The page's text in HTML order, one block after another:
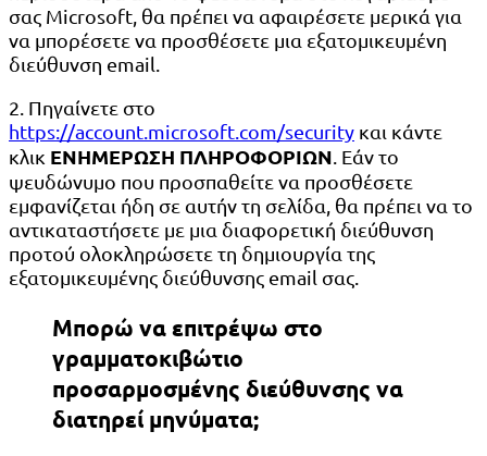
σας Microsoft, θα πρέπει να αφαιρέσετε μερικά για
να μπορέσετε να προσθέσετε μια εξατομικευμένη
διεύθυνση email.
2. Πηγαίνετε στο
https://account.microsoft.com/security και κάντε
κλικ ΕΝΗΜΕΡΩΣΗ ΠΛΗΡΟΦΟΡΙΩΝ . Εάν το
ψευδώνυμο που προσπαθείτε να προσθέσετε
εμφανίζεται ήδη σε αυτήν τη σελίδα, θα πρέπει να το
αντικαταστήσετε με μια διαφορετική διεύθυνση
προτού ολοκληρώσετε τη δημιουργία της
εξατομικευμένης διεύθυνσης email σας.
Μπορώ να επιτρέψω στο
γραμματοκιβώτιο
προσαρμοσμένης διεύθυνσης να
διατηρεί μηνύματα;